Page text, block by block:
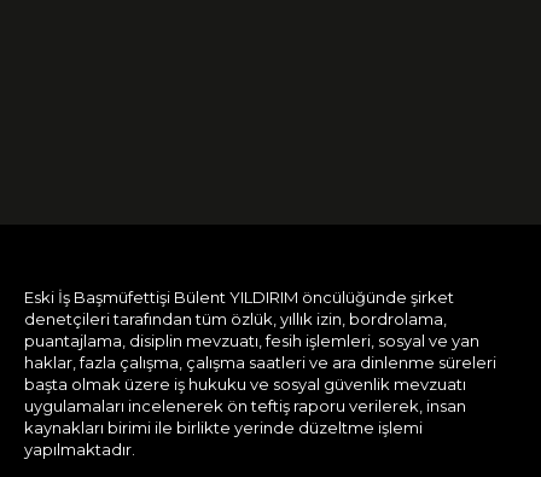
Eski İş Başmüfettişi Bülent YILDIRIM öncülüğünde şirket
denetçileri tarafından tüm özlük, yıllık izin, bordrolama,
puantajlama, disiplin mevzuatı, fesih işlemleri, sosyal ve yan
haklar, fazla çalışma, çalışma saatleri ve ara dinlenme süreleri
başta olmak üzere iş hukuku ve sosyal güvenlik mevzuatı
uygulamaları incelenerek ön teftiş raporu verilerek, insan
kaynakları birimi ile birlikte yerinde düzeltme işlemi
yapılmaktadır.